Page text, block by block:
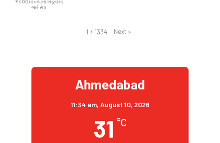
₹400માં વેચાતાં ખેડૂતોમાં
ભારે રોષ
1 / 1334 Next »
Ahmedabad
11:34 am, August 10, 2026
31 °C